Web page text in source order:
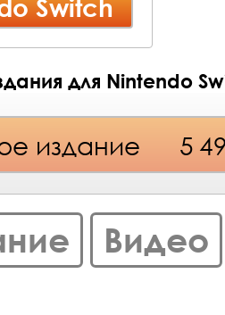
Switch
для Nintendo
издание 5
Видео